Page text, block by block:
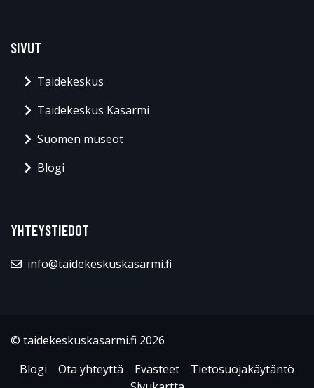
SIVUT
Taidekeskus
Taidekeskus Kasarmi
Suomen museot
Blogi
YHTEYSTIEDOT
info@taidekeskuskasarmi.fi
© taidekeskuskasarmi.fi 2026
Blogi
Ota yhteyttä Evästeet
Tietosuojakäytäntö